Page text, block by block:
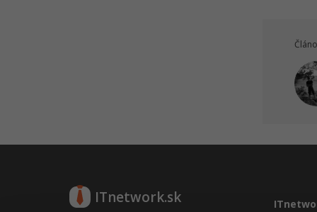
ITnetwork.sk